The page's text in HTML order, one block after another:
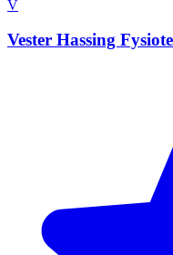
V
Vester Hassing